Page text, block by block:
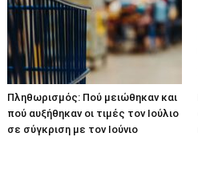
Πληθωρισμός: Πού μειώθηκαν και
πού αυξήθηκαν οι τιμές τον Ιούλιο
σε σύγκριση με τον Ιούνιο